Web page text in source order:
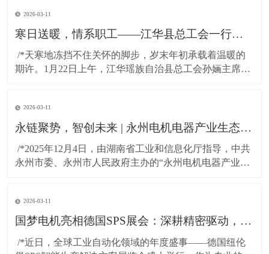
2026-03-11
寒日送暖，情系职工——江华县总工会一行莅临湖南国梦科技慰问困难职工!
期许。1月22日上午，江华瑶族自治县总工会孙婳主席、
挂，专程到访湖南国梦科技开展慰问活动，为百余名坚
守岗位的困难职工送上精心准备的粮油物资，以
2026-03-11
永链聚势，智创未来 | 永州电机电器产业生态对接会在湖南国梦园区隆重召开！
永州市委、永州市人民政府主办的“永州电机电器产业生
图”为主题，汇聚了政府领导、行业专家与产业链伙伴，
共商发展大计，共谋协同未来。*
2026-03-11
国梦电机亮相德国SPS展会：深耕精密驱动，连接全球智造！